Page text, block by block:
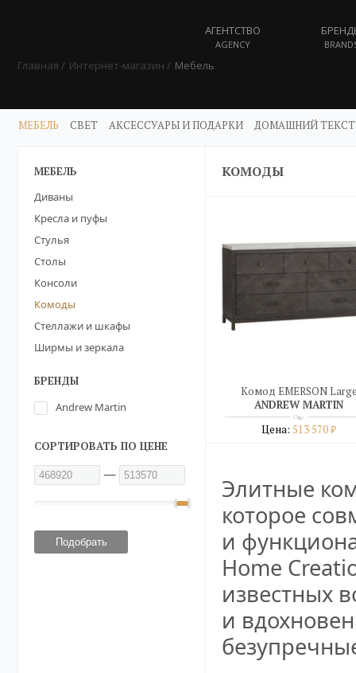
АГЕНТСТВО
AGENCY
Главная Интернет-магазин Мебель
МЕБЕЛЬ СВЕТ АКСЕССУАРЫ И ПОДАРКИ ДОМАШНИЙ
МЕБЕЛЬ
Диваны
Кресла и пуфы
Стулья
Столы
Консоли
Комоды
Стеллажи и шкафы
Ширмы и зеркала
БРЕНДЫ
Andrew Martin
СОРТИРОВАТЬ ПО ЦЕНЕ
—
КОМОДЫ
Комод EMERSON
ANDREW MARTIN
Цена: 513 570₽
Элитные
которое
и
Home
известных
и